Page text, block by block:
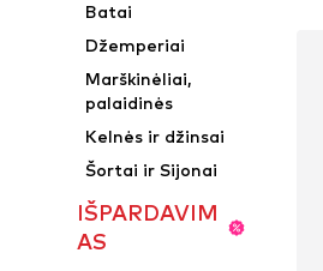
Batai
Džemperiai
Marškinėliai,
palaidinės
Kelnės ir džinsai
Šortai ir Sijonai
IŠPARDAVIM
AS